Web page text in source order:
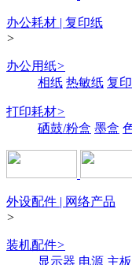
办公耗材 | 复印纸
>
办公用纸>
相纸 热敏纸 复
打印耗材>
硒鼓/粉盒 墨盒
外设配件 | 网络产品
>
装机配件>
显示器 电源 主板